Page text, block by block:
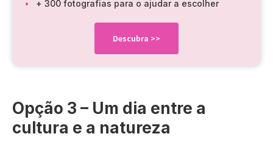
+ 300 fotografias para o ajudar a escolher
Descubra >>
Opção 3 – Um dia entre a
cultura e a natureza